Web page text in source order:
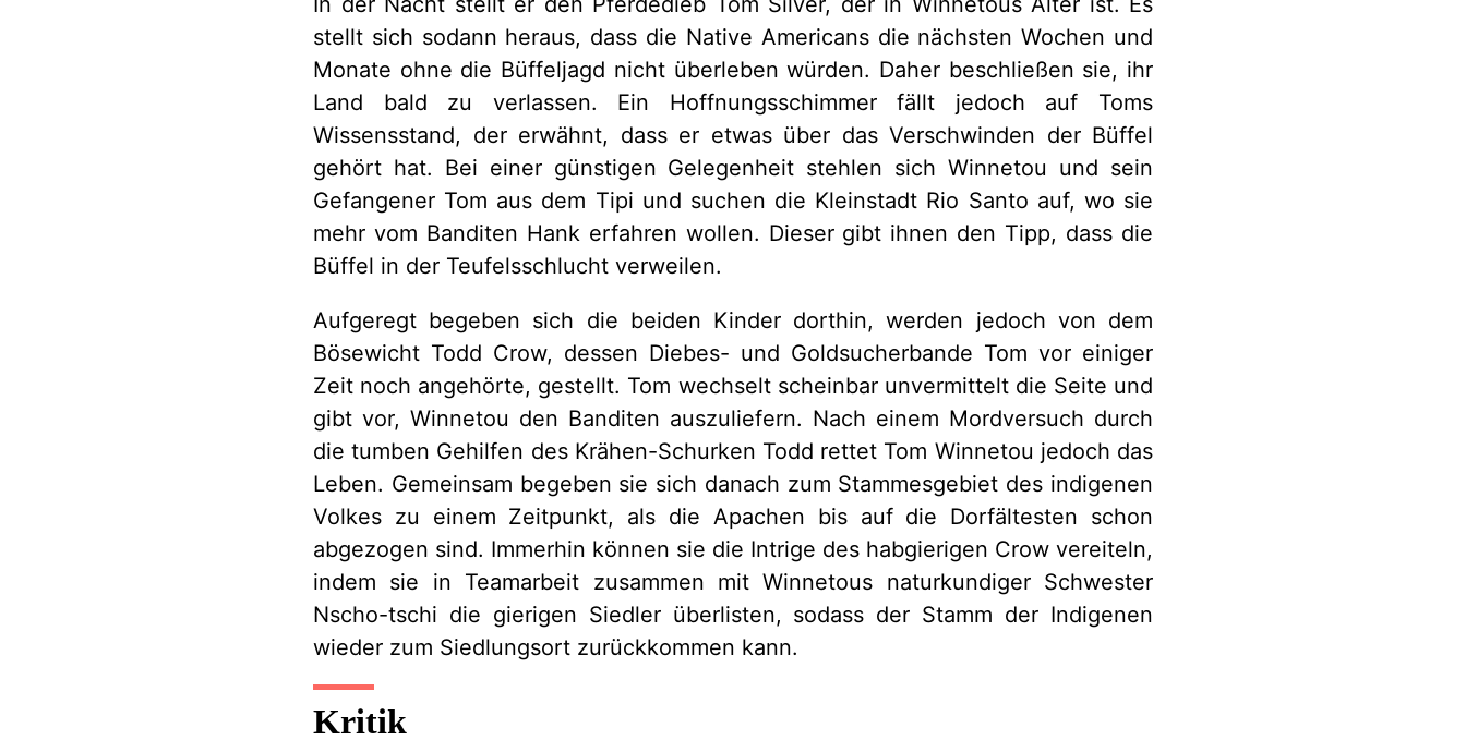
stellt sich sodann heraus, dass die Native Americans die nächsten Wochen und
Monate ohne die Büffeljagd nicht überleben würden. Daher beschließen sie, ihr
Land bald zu verlassen. Ein Hoffnungsschimmer fällt jedoch auf Toms
Wissensstand, der erwähnt, dass er etwas über das Verschwinden der Büffel
gehört hat. Bei einer günstigen Gelegenheit stehlen sich Winnetou und sein
Gefangener Tom aus dem Tipi und suchen die Kleinstadt Rio Santo auf, wo sie
mehr vom Banditen Hank erfahren wollen. Dieser gibt ihnen den Tipp, dass die
Büffel in der Teufelsschlucht verweilen.
Aufgeregt begeben sich die beiden Kinder dorthin, werden jedoch von dem
Bösewicht Todd Crow, dessen Diebes- und Goldsucherbande Tom vor einiger
Zeit noch angehörte, gestellt. Tom wechselt scheinbar unvermittelt die Seite und
gibt vor, Winnetou den Banditen auszuliefern. Nach einem Mordversuch durch
die tumben Gehilfen des Krähen-Schurken Todd rettet Tom Winnetou jedoch das
Leben. Gemeinsam begeben sie sich danach zum Stammesgebiet des indigenen
Volkes zu einem Zeitpunkt, als die Apachen bis auf die Dorfältesten schon
abgezogen sind. Immerhin können sie die Intrige des habgierigen Crow vereiteln,
indem sie in Teamarbeit zusammen mit Winnetous naturkundiger Schwester
Nscho-tschi die gierigen Siedler überlisten, sodass der Stamm der Indigenen
wieder zum Siedlungsort zurückkommen kann.
Kritik